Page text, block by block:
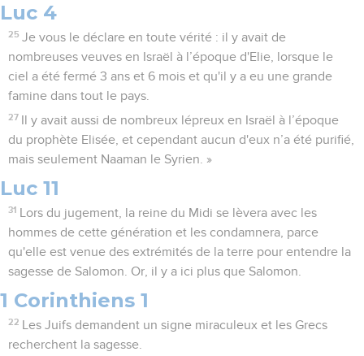
Luc 4
25 Je vous le déclare en toute vérité : il y avait de
nombreuses veuves en Israël à l’époque d'Elie, lorsque le
ciel a été fermé 3 ans et 6 mois et qu'il y a eu une grande
famine dans tout le pays.
27
Il y avait aussi de nombreux lépreux en Israël à l’époque
du prophète Elisée, et cependant aucun d'eux n’a été purifié,
mais seulement Naaman le Syrien. »
Luc 11
31
Lors du jugement, la reine du Midi se lèvera avec les
hommes de cette génération et les condamnera, parce
qu'elle est venue des extrémités de la terre pour entendre la
sagesse de Salomon. Or, il y a ici plus que Salomon.
1 Corinthiens 1
22
Les Juifs demandent un signe miraculeux et les Grecs
recherchent la sagesse.